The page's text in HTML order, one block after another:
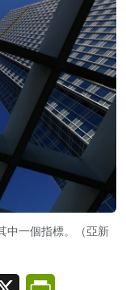
中一個指標。（亞新
X